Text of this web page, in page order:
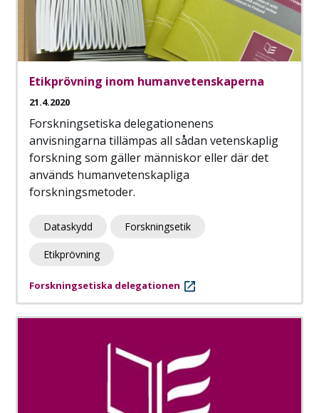
Etikprövning inom humanvetenskaperna
21.4.2020
Forskningsetiska delegationenens
anvisningarna tillämpas all sådan vetenskaplig
forskning som gäller människor eller där det
används humanvetenskapliga
forskningsmetoder.
Dataskydd Forskningsetik
Etikprövning
Forskningsetiska delegationen